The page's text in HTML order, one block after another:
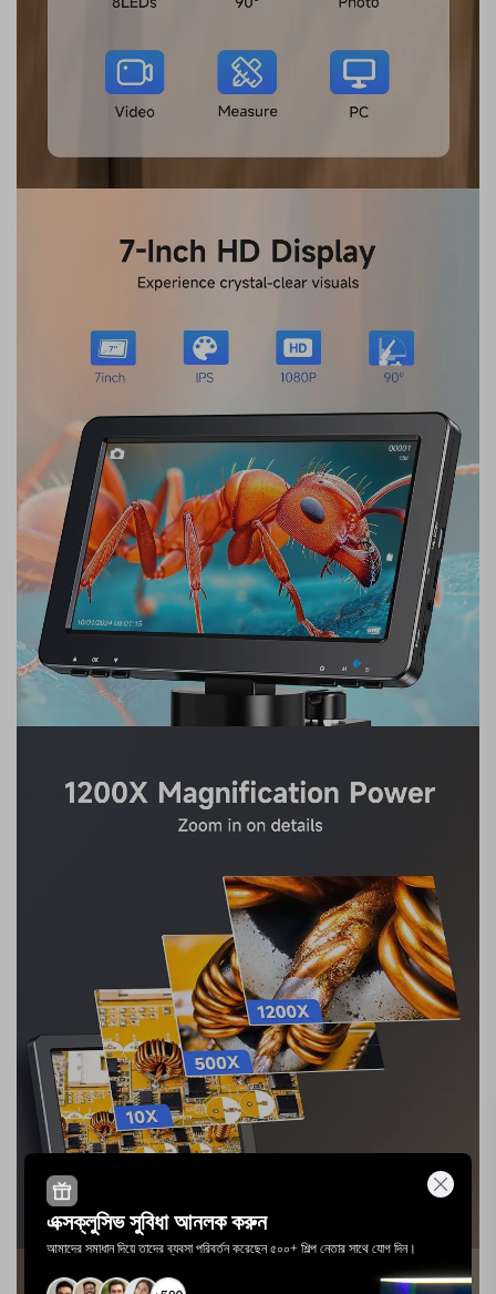
এক্সক্লুসিভ সুবিধা আনলক করুন
আমাদের সমাধান দিয়ে তাদের ব্যবসা পরিবর্তন করেছেন ৫০০+ শিল্প নেতার সাথে যোগ দিন।